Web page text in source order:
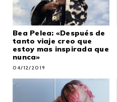
Bea Pelea: «Después de
tanto viaje creo que
estoy mas inspirada que
nunca»
04/12/2019